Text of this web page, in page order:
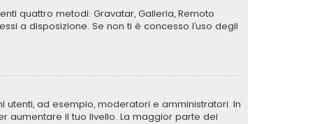
quattro metodi: Gravatar, Galleria, Remoto
a disposizione. Se non ti è concesso l’uso degli
ad esempio, moderatori e amministratori. In
aumentare il tuo livello. La maggior parte dei